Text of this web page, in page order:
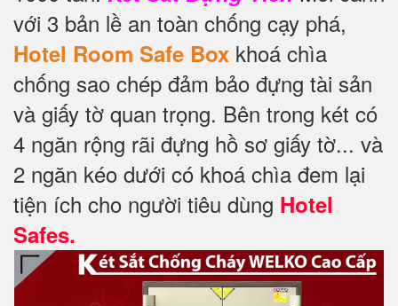
với 3 bản lề an toàn chống cạy phá,
Hotel Room Safe Box khoá chìa
chống sao chép đảm bảo đựng tài sản
và giấy tờ quan trọng. Bên trong két có
4 ngăn rộng rãi đựng hồ sơ giấy tờ... và
2 ngăn kéo dưới có khoá chìa đem lại
tiện ích cho người tiêu dùng Hotel
Safes.